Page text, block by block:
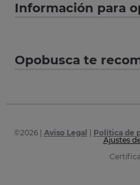
Información para
Opobusca te
©2026| Aviso Legal Política de
Ajustes